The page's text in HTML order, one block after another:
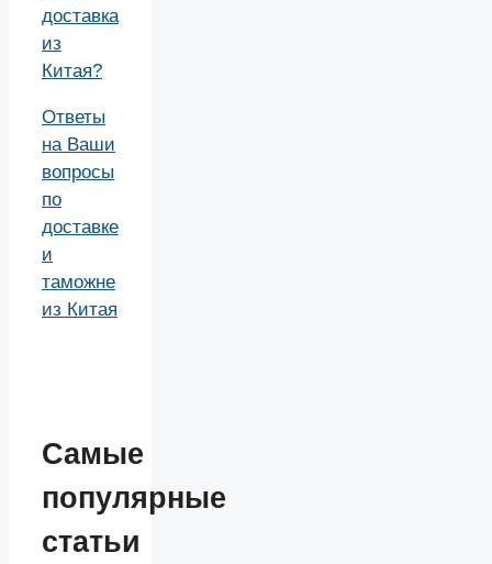
доставка
из
Китая?
Ответы
на Ваши
вопросы
по
доставке
и
таможне
из Китая
Самые
популярные
статьи